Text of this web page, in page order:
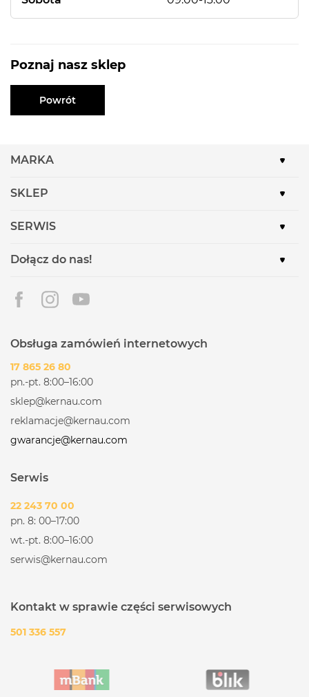
Poznaj nasz sklep
Powrót
MARKA
SKLEP
SERWIS
Dołącz do nas!
Obsługa zamówień internetowych
17 865 26 80
pn.-pt. 8:00–16:00
sklep@kernau.com
reklamacje@kernau.com
gwarancje@kernau.com
Serwis
22 243 70 00
pn. 8: 00–17:00
wt.-pt. 8:00–16:00
serwis@kernau.com
Kontakt w sprawie części serwisowych
501 336 557